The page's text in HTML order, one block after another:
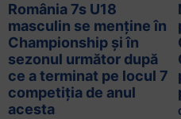
România 7s U18
masculin se menține în
Championship și în
sezonul următor după
ce a terminat pe locul 7
competiția de anul
acesta